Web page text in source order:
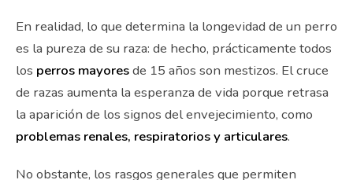
En realidad, lo que determina la longevidad de un perro
es la pureza de su raza: de hecho, prácticamente todos
los perros mayoresde 15 años son mestizos. El cruce
de razas aumenta la esperanza de vida porque retrasa
la aparición de los signos del envejecimiento, como
problemas renales, respiratorios y articulares.
No obstante, los rasgos generales que permiten